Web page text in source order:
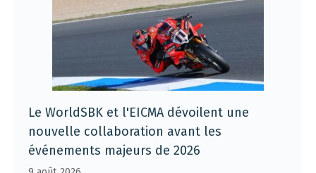
Le WorldSBK et l'EICMA dévoilent une
nouvelle collaboration avant les
événements majeurs de 2026